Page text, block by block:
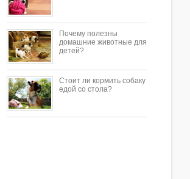
Почему полезны
домашние животные для
детей?
Стоит ли кормить собаку
едой со стола?